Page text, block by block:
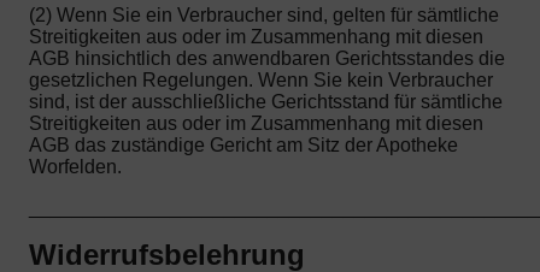
(2) Wenn Sie ein Verbraucher sind, gelten für sämtliche
Streitigkeiten aus oder im Zusammenhang mit diesen
AGB hinsichtlich des anwendbaren Gerichtsstandes die
gesetzlichen Regelungen. Wenn Sie kein Verbraucher
sind, ist der ausschließliche Gerichtsstand für sämtliche
Streitigkeiten aus oder im Zusammenhang mit diesen
AGB das zuständige Gericht am Sitz der Apotheke
Worfelden.
Widerrufsbelehrung